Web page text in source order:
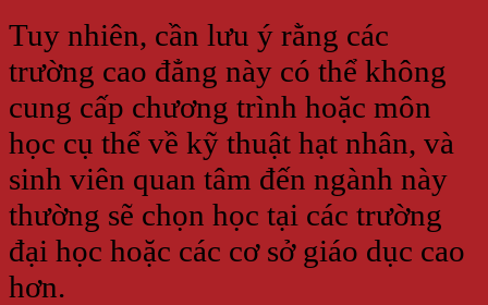
Tuy nhiên, cần lưu ý rằng các
trường cao đẳng này có thể không
cung cấp chương trình hoặc môn
học cụ thể về kỹ thuật hạt nhân, và
sinh viên quan tâm đến ngành này
thường sẽ chọn học tại các trường
đại học hoặc các cơ sở giáo dục cao
hơn.